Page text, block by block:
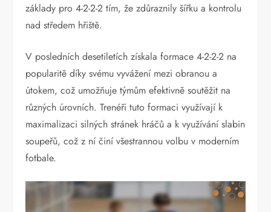
základy pro 4-2-2-2 tím, že zdůraznily šířku a kontrolu
nad středem hřiště.
V posledních desetiletích získala formace 4-2-2-2 na
popularitě díky svému vyvážení mezi obranou a
útokem, což umožňuje týmům efektivně soutěžit na
různých úrovních. Trenéři tuto formaci využívají k
maximalizaci silných stránek hráčů a k využívání slabin
soupeřů, což z ní činí všestrannou volbu v moderním
fotbale.